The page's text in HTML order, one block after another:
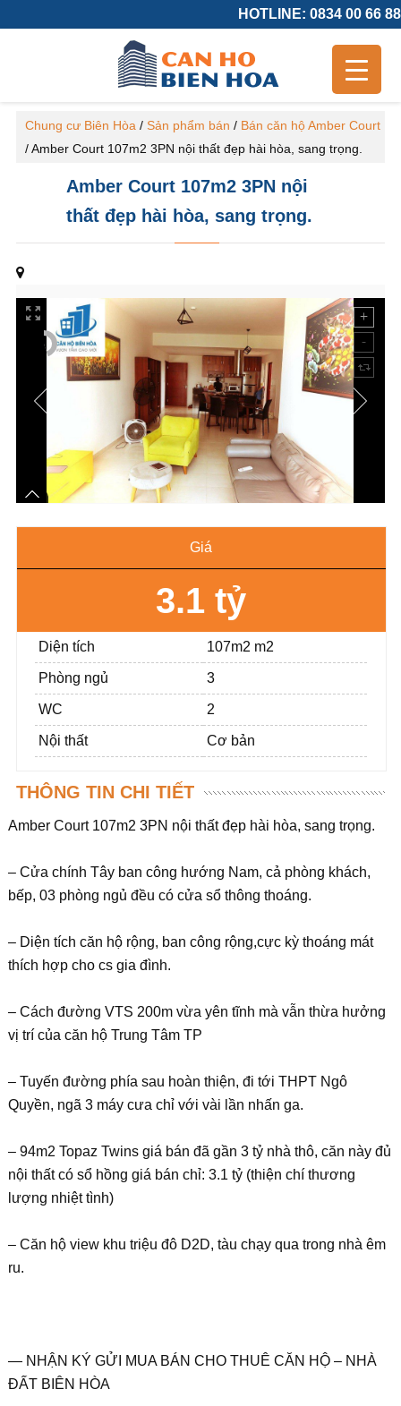
HOTLINE: 0834 00 66 88
Chung cư Biên Hòa / Sản phẩm bán / Bán căn hộ Amber Court
/Amber Court 107m2 3PN nội thất đẹp hài hòa, sang trọng.
Amber Court 107m2 3PN nội
thất đẹp hài hòa, sang trọng.
Giá
3.1 tỷ
Diện tích 107m2 m2
Phòng ngủ 3
WC 2
Nội thất Cơ bản
THÔNG TIN CHI TIẾT
Amber Court 107m2 3PN nội thất đẹp hài hòa, sang trọng.
– Cửa chính Tây ban công hướng Nam, cả phòng khách,
bếp, 03 phòng ngủ đều có cửa sổ thông thoáng.
– Diện tích căn hộ rộng, ban công rộng,cực kỳ thoáng mát
thích hợp cho cs gia đình.
– Cách đường VTS 200m vừa yên tĩnh mà vẫn thừa hưởng
vị trí của căn hộ Trung Tâm TP
– Tuyến đường phía sau hoàn thiện, đi tới THPT Ngô
Quyền, ngã 3 máy cưa chỉ với vài lần nhấn ga.
– 94m2 Topaz Twins giá bán đã gần 3 tỷ nhà thô, căn này đủ
nội thất có sổ hồng giá bán chỉ: 3.1 tỷ (thiện chí thương
lượng nhiệt tình)
– Căn hộ view khu triệu đô D2D, tàu chạy qua trong nhà êm
ru.
— NHẬN KÝ GỬI MUA BÁN CHO THUÊ CĂN HỘ – NHÀ
ĐẤT BIÊN HÒA